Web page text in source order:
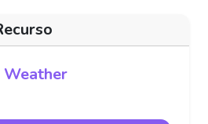
Weather